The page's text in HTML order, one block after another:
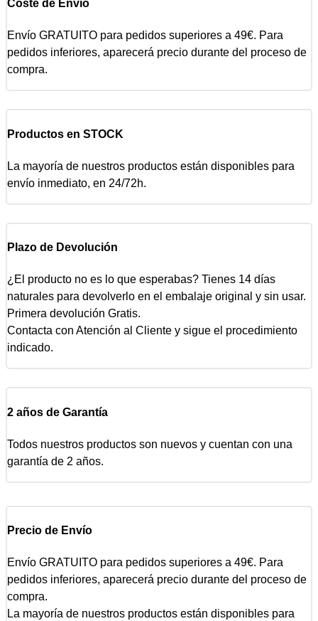
Coste de Envío
Envío GRATUITO para pedidos superiores a 49€. Para
pedidos inferiores, aparecerá precio durante del proceso de
compra.
Productos en STOCK
La mayoría de nuestros productos están disponibles para
envío inmediato, en 24/72h.
Plazo de Devolución
¿El producto no es lo que esperabas? Tienes 14 días
naturales para devolverlo en el embalaje original y sin usar.
Primera devolución Gratis.
Contacta con Atención al Cliente y sigue el procedimiento
indicado.
2 años de Garantía
Todos nuestros productos son nuevos y cuentan con una
garantía de 2 años.
Precio de Envío
Envío GRATUITO para pedidos superiores a 49€. Para
pedidos inferiores, aparecerá precio durante del proceso de
compra.
La mayoría de nuestros productos están disponibles para